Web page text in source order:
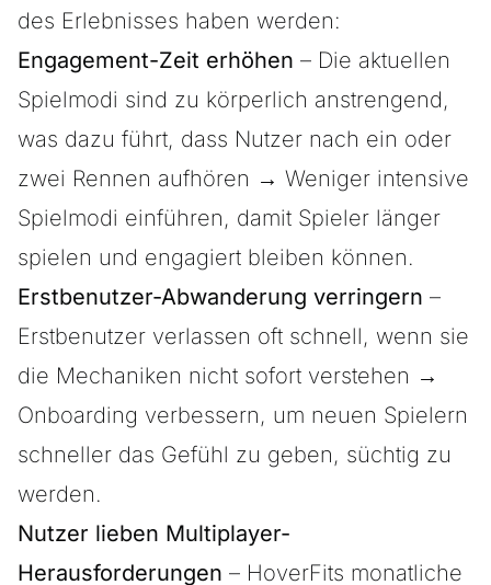
des Erlebnisses haben werden:
Engagement-Zeit erhöhen – Die aktuellen
Spielmodi sind zu körperlich anstrengend,
was dazu führt, dass Nutzer nach ein oder
zwei Rennen aufhören → Weniger intensive
Spielmodi einführen, damit Spieler länger
spielen und engagiert bleiben können.
Erstbenutzer-Abwanderung verringern –
Erstbenutzer verlassen oft schnell, wenn sie
die Mechaniken nicht sofort verstehen →
Onboarding verbessern, um neuen Spielern
schneller das Gefühl zu geben, süchtig zu
werden.
Nutzer lieben Multiplayer-
Herausforderungen – HoverFits monatliche